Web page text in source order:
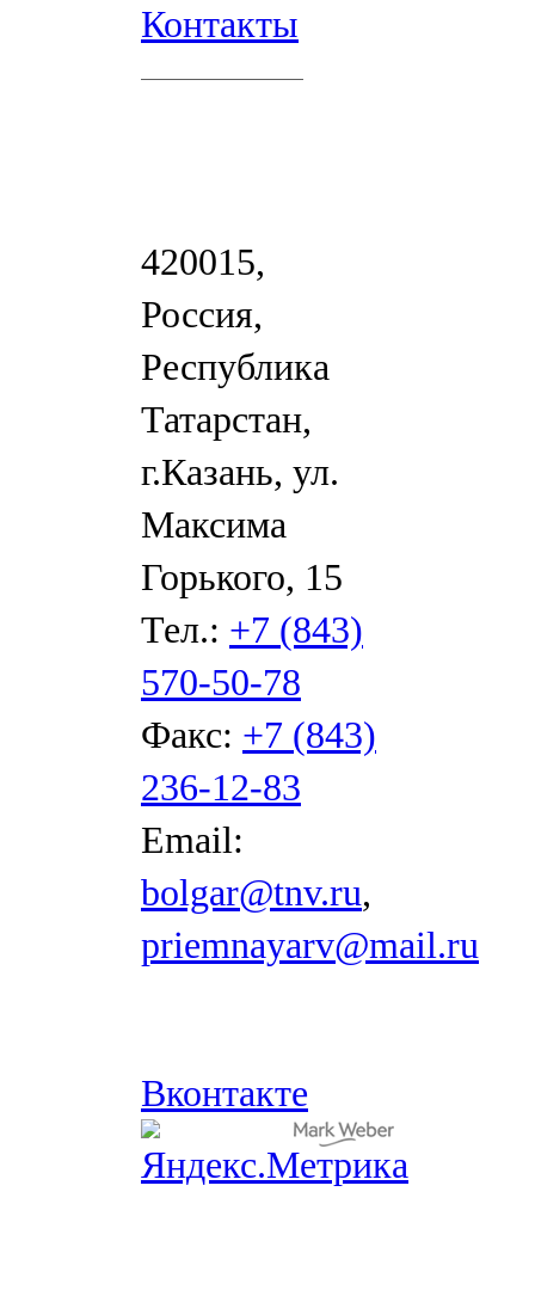
Контакты
420015,
Россия,
Республика
Татарстан,
г.Казань, ул.
Максима
Горького, 15
Тел.: +7 (843)
570-50-78
Факс: +7 (843)
236-12-83
Email:
bolgar@tnv.ru,
priemnayarv@mail.ru
Вконтакте